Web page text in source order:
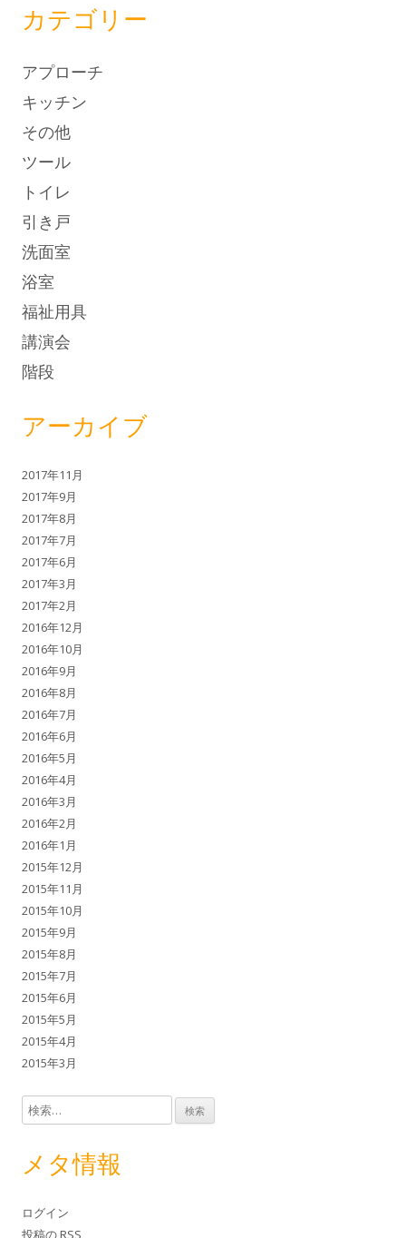
カテゴリー
アプローチ
キッチン
その他
ツール
トイレ
引き戸
洗面室
浴室
福祉用具
講演会
階段
アーカイブ
2017年11月
2017年9月
2017年8月
2017年7月
2017年6月
2017年3月
2017年2月
2016年12月
2016年10月
2016年9月
2016年8月
2016年7月
2016年6月
2016年5月
2016年4月
2016年3月
2016年2月
2016年1月
2015年12月
2015年11月
2015年10月
2015年9月
2015年8月
2015年7月
2015年6月
2015年5月
2015年4月
2015年3月
検索:
メタ情報
ログイン
投稿のRSS